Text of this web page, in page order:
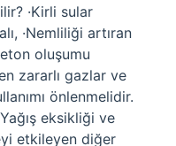
·Kirli sular
·Nemliliği artıran
oluşumu
zararlı gazlar ve
önlenmelidir.
eksikliği ve
etkileyen diğer